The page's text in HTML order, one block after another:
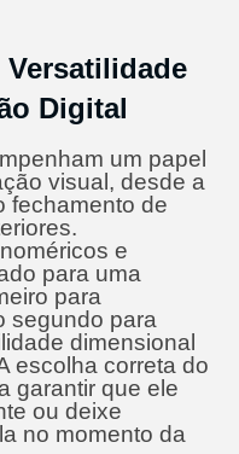
Digital
um papel
visual, desde a
fechamento de
e
para uma
para
segundo para
dimensional
escolha correta do
garantir que ele
ou deixe
no momento da